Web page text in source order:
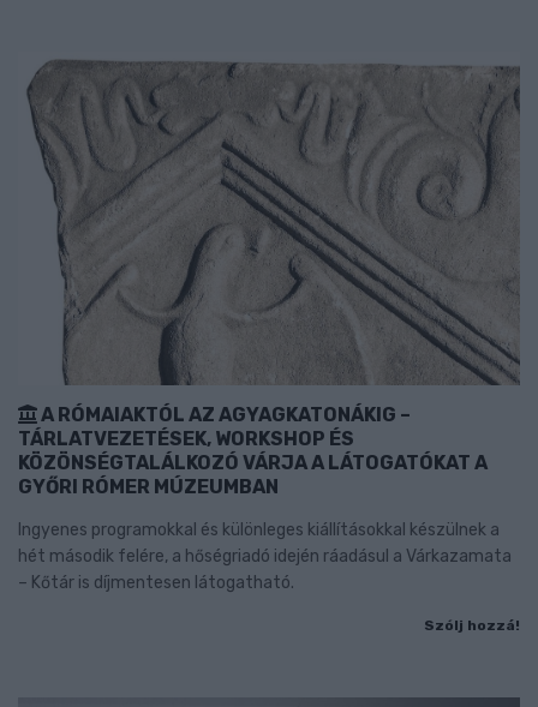
A RÓMAIAKTÓL AZ AGYAGKATONÁKIG –
TÁRLATVEZETÉSEK, WORKSHOP ÉS
KÖZÖNSÉGTALÁLKOZÓ VÁRJA A LÁTOGATÓKAT A
GYŐRI RÓMER MÚZEUMBAN
Ingyenes programokkal és különleges kiállításokkal készülnek a
hét második felére, a hőségriadó idején ráadásul a Várkazamata
– Kőtár is díjmentesen látogatható.
Szólj hozzá!